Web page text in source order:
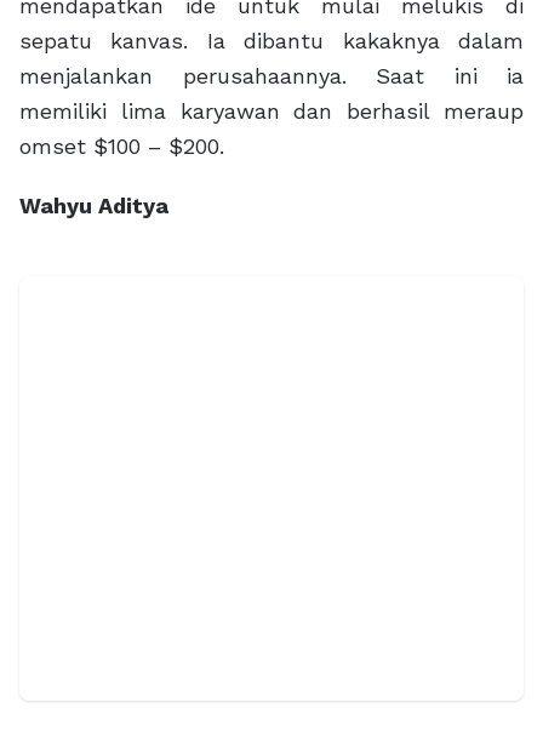
sepatu kanvas. Ia dibantu kakaknya dalam
menjalankan perusahaannya. Saat ini ia
memiliki lima karyawan dan berhasil meraup
omset $100 – $200.
Wahyu Aditya